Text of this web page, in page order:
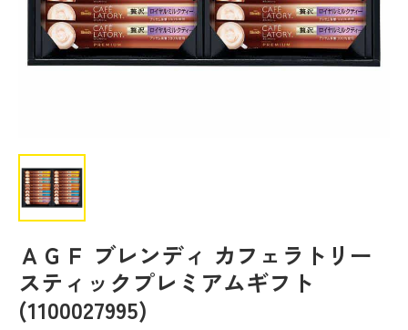
ＡＧＦ ブレンディ カフェラトリー
スティックプレミアムギフト
(1100027995)